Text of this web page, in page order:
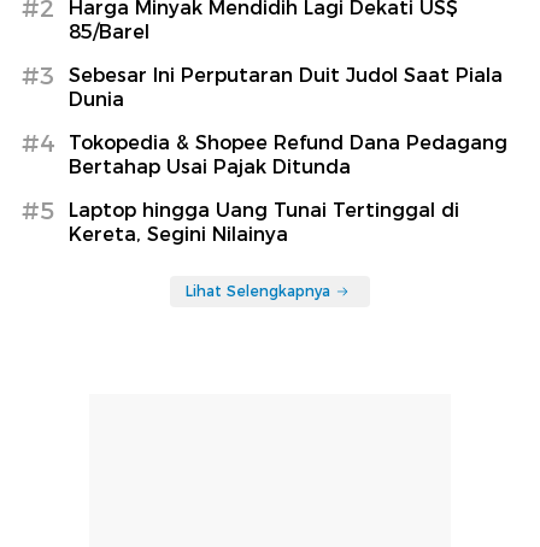
#2
Harga Minyak Mendidih Lagi Dekati US$
85/Barel
#3
Sebesar Ini Perputaran Duit Judol Saat Piala
Dunia
#4
Tokopedia & Shopee Refund Dana Pedagang
Bertahap Usai Pajak Ditunda
#5
Laptop hingga Uang Tunai Tertinggal di
Kereta, Segini Nilainya
Lihat Selengkapnya